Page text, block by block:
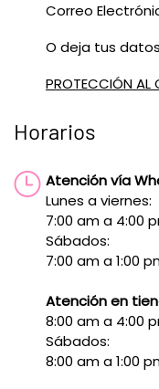
Correo
O deja tus datos
PROTECCIÓN AL
Horarios
Atención vía
Lunes a viernes:
7:00 am a 4:00
Sábados:
7:00 am a 1:00
Atención en
8:00 am a 4:00
Sábados:
8:00 am a 1:00